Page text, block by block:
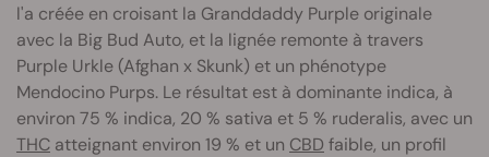
l'a créée en croisant la Granddaddy Purple originale
avec la Big Bud Auto, et la lignée remonte à travers
Purple Urkle (Afghan x Skunk) et un phénotype
Mendocino Purps. Le résultat est à dominante indica, à
environ 75 % indica, 20 % sativa et 5 % ruderalis, avec un
THC atteignant environ 19 % et un CBD faible, un profil